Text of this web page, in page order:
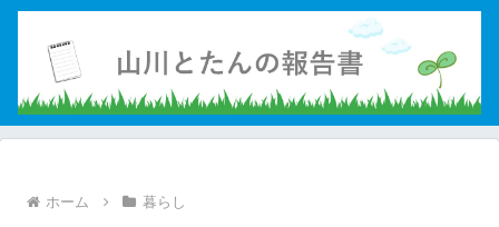
ホーム 暮らし